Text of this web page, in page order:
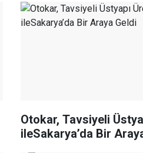
Otokar, Tavsiyeli
ileSakarya’da Bir